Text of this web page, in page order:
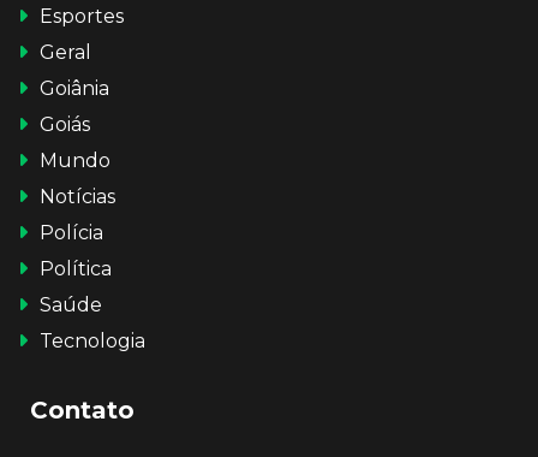
Esportes
Geral
Goiânia
Goiás
Mundo
Notícias
Polícia
Política
Saúde
Tecnologia
Contato